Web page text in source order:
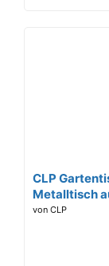
CLP
Metalltisch
Balkontisch
von CLP